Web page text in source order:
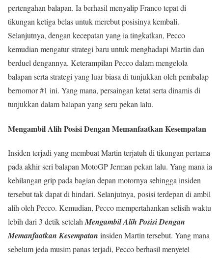
pertengahan balapan. Ia berhasil menyalip Franco tepat di
tikungan ketiga belas untuk merebut posisinya kembali.
Selanjutnya, dengan kecepatan yang ia tingkatkan, Pecco
kemudian mengatur strategi baru untuk menghadapi Martin dan
berduel dengannya. Keterampilan Pecco dalam mengelola
balapan serta strategi yang luar biasa di tunjukkan oleh pembalap
bernomor #1 ini. Yang mana, persaingan ketat serta dinamis di
tunjukkan dalam balapan yang seru pekan lalu.
Mengambil Alih Posisi Dengan Memanfaatkan Kesempatan
Insiden terjadi yang membuat Martin terjatuh di tikungan pertama
pada akhir seri balapan MotoGP Jerman pekan lalu. Yang mana ia
kehilangan grip pada bagian depan motornya sehingga insiden
tersebut tak dapat di hindari. Selanjutnya, posisi terdepan di ambil
alih oleh Pecco. Kemudian, Pecco mempertahankan selisih waktu
lebih dari 3 detik setelah Mengambil Alih Posisi Dengan
Memanfaatkan Kesempatan insiden Martin tersebut. Yang mana
sebelum jeda musim panas terjadi, Pecco berhasil menyetel